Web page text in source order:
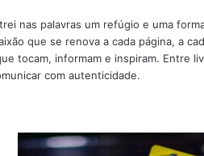
nas palavras um refúgio e uma
que se renova a cada página, a
tocam, informam e inspiram. Entre
com autenticidade.
Bolsa